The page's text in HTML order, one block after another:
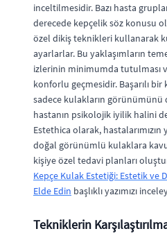
inceltilmesidir. Bazı hasta
derecede kepçelik söz konusu
özel dikiş teknikleri kullanarak
ayarlarlar. Bu yaklaşımların
izlerinin minimumda tutulması
konforlu geçmesidir. Başarılı
sadece kulakların görünümünü
hastanın psikolojik iyilik halini
Estethica olarak,
doğal görünümlü kulaklara
kişiye özel tedavi planları
Kepçe Kulak Estetiği: Estetik ve
Elde Edin başlıklı yazımızı
Tekniklerin